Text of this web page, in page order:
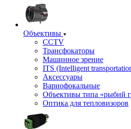
Объективы
CCTV
Трансфокаторы
Машинное зрение
ITS (Intelligent
Аксессуары
Вариофокальные
Объективы типа «рыбий
Оптика для тепловизоров